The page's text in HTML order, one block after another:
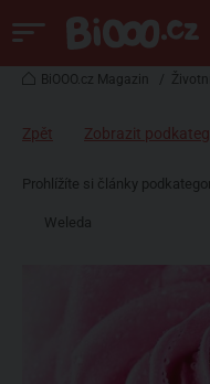
BiOOO.cz Magazin /
Zpět Zobrazit
Prohlížíte si články
Weleda